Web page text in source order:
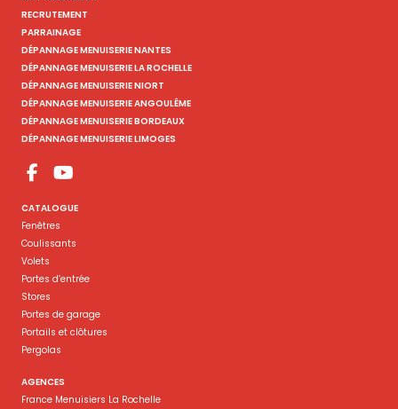
RECRUTEMENT
PARRAINAGE
DÉPANNAGE MENUISERIE NANTES
DÉPANNAGE MENUISERIE LA ROCHELLE
DÉPANNAGE MENUISERIE NIORT
DÉPANNAGE MENUISERIE ANGOULÊME
DÉPANNAGE MENUISERIE BORDEAUX
DÉPANNAGE MENUISERIE LIMOGES
CATALOGUE
Fenêtres
Coulissants
Volets
Portes d’entrée
Stores
Portes de garage
Portails et clôtures
Pergolas
AGENCES
France Menuisiers La Rochelle